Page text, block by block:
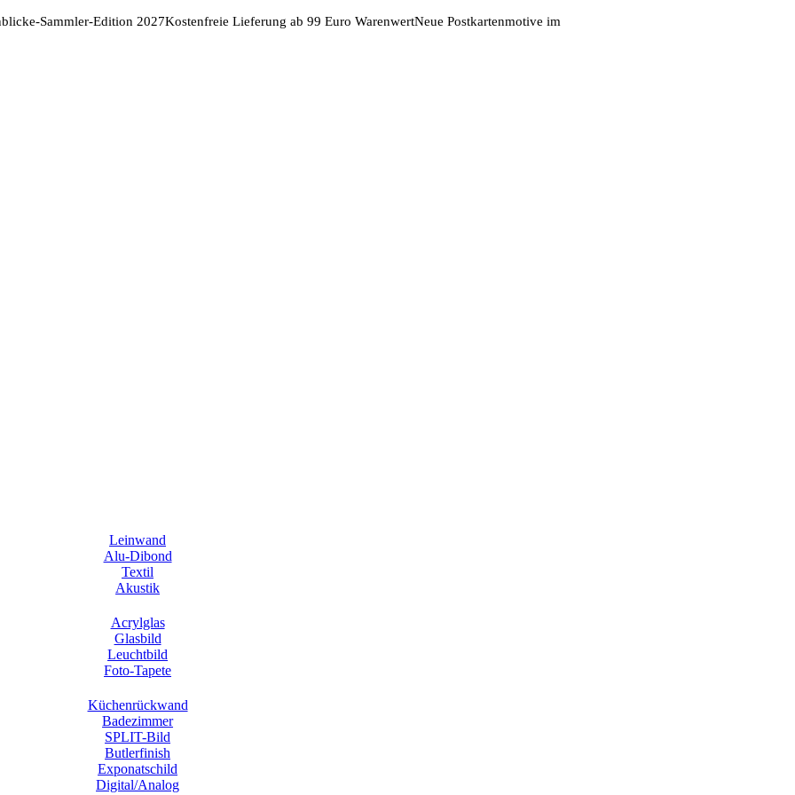
Sammler-Edition 2027Kostenfreie Lieferung ab 99 Euro WarenwertNeue Postkartenmotive im
Leinwand
Alu-Dibond
Textil
Akustik
Acrylglas
Glasbild
Leuchtbild
Foto-Tapete
Küchenrückwand
Badezimmer
SPLIT-Bild
Butlerfinish
Exponatschild
Digital/Analog